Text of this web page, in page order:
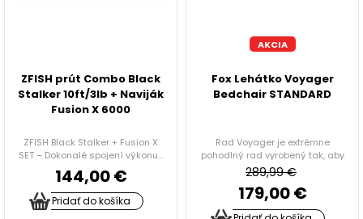
ZFISH prút Combo Black
Stalker 10ft/3lb + Naviják
Fusion X 6000
ZFISH Black Stalker + Fusion X
SET – Dokonalé spojení výkonu...
144,00 €
Pridať do košíka
AKCIA
Fox Lehátko Voyager
Bedchair STANDARD
Rad Voyager je extrémne
pohodlný rad vyrobený tak, aby
vyh...
289,99 €
179,00 €
PVA PROGRAM
NOŽE A BRÚSKY
HRKÁLKY